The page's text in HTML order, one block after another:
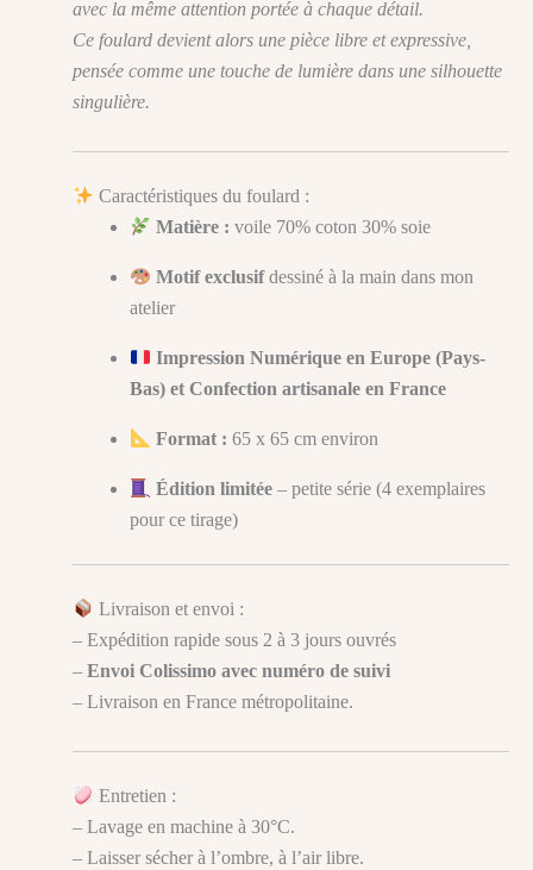
avec la même attention portée à chaque détail.
Ce foulard devient alors une pièce libre et expressive,
pensée comme une touche de lumière dans une silhouette
singulière.
Caractéristiques du foulard :
Matière : voile 70% coton 30% soie
Motif exclusifdessiné à la main dans mon
atelier
Impression Numérique en Europe (Pays-
Bas) et Confection artisanale en France
Format : 65 x 65 cm environ
Édition limitée – petite série (4 exemplaires
pour ce tirage)
Livraison et envoi :
– Expédition rapide sous 2 à 3 jours ouvrés
– Envoi Colissimo avec numéro de suivi
– Livraison en France métropolitaine.
Entretien :
– Lavage en machine à 30°C.
– Laisser sécher à l’ombre, à l’air libre.